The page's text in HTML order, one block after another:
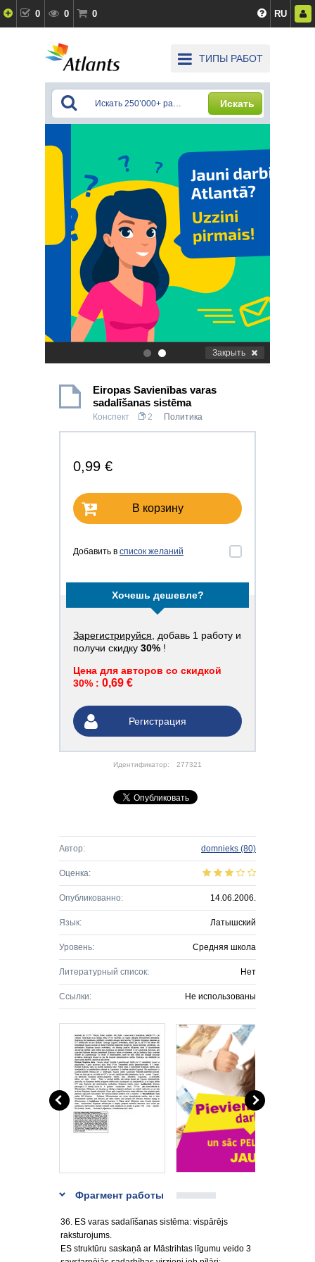
0 0 0 RU
ТИПЫ РАБОТ
Искать
. Закрыть
Eiropas Savienības varas
sadalīšanas sistēma
Конспект 2 Политика
0,99 €
В корзину
Добавить в список желаний
Хочешь дешевле?
Зарегистрируйся , добавь 1 работу и
получи скидку 30% !
Цена для авторов со скидкой
30% : 0,69 €
Регистрация
Идентификатор: 277321
Автор: domnieks (80)
Оценка:
Опубликованно: 14.06.2006.
Язык: Латышский
Уровень: Средняя школа
Литературный список: Нет
Ссылки: Не использованы
Фрагмент работы
36. ES varas sadalīšanas sistēma: vispārējs
raksturojums.
ES struktūru saskaņā ar Māstrihtas līgumu veido 3